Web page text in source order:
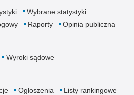
Wybrane statystyki
Raporty Opinia publiczna
Wyroki sądowe
Ogłoszenia
Listy rankingowe